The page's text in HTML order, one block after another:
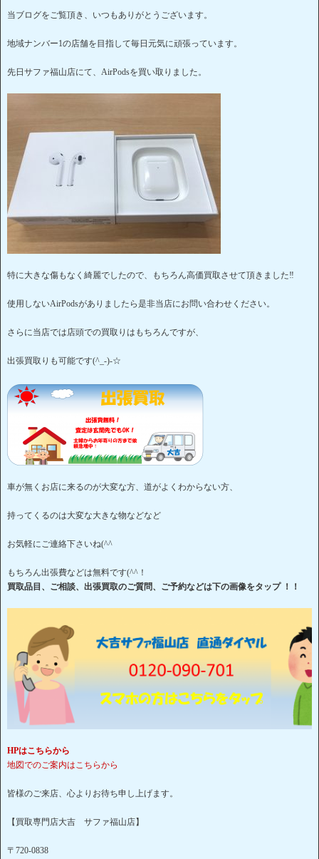
当ブログをご覧頂き、いつもありがとうございます。
地域ナンバー1の店舗を目指して毎日元気に頑張っています。
先日サファ福山店にて、AirPodsを買い取りました。
特に大きな傷もなく綺麗でしたので、もちろん高価買取させて頂きました‼
使用しないAirPodsがありましたら是非当店にお問い合わせください。
さらに当店では店頭での買取りはもちろんですが、
出張買取りも可能です(^_-)-☆
車が無くお店に来るのが大変な方、道がよくわからない方、
持ってくるのは大変な大きな物などなど
お気軽にご連絡下さいね(^^
もちろん出張費などは無料です(^^！
買取品目、ご相談、出張買取のご質問、ご予約などは下の画像をタップ ！！
HPはこちらから
地図でのご案内はこちらから
皆様のご来店、心よりお待ち申し上げます。
【買取専門店大吉 サファ福山店】
〒720-0838